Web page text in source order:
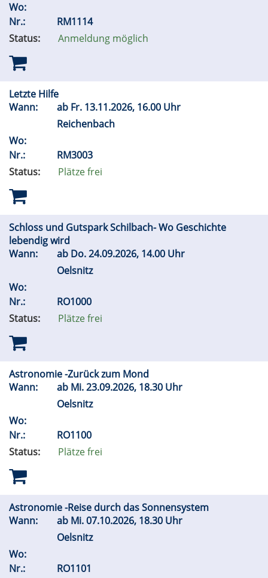
Wo:
Nr.:
RM1114
Status:
Anmeldung möglich
Letzte Hilfe
Wann:
ab Fr. 13.11.2026, 16.00 Uhr
Reichenbach
Wo:
Nr.:
RM3003
Status:
Plätze frei
Schloss und Gutspark Schilbach- Wo Geschichte
lebendig wird
Wann:
ab Do.24.09.2026, 14.00 Uhr
Oelsnitz
Wo:
Nr.:
RO1000
Status:
Plätze frei
Astronomie -Zurück zum Mond
Wann:
ab Mi.23.09.2026, 18.30 Uhr
Oelsnitz
Wo:
Nr.:
RO1100
Status:
Plätze frei
Astronomie -Reise durch das Sonnensystem
Wann:
ab Mi.07.10.2026, 18.30 Uhr
Oelsnitz
Wo:
Nr.:
RO1101